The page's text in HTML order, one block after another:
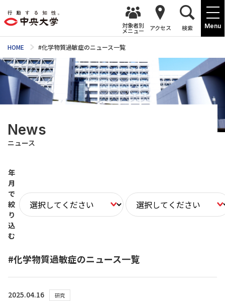
Menu
対象者別
メニュー アクセス 検索
HOME #化学物質過敏症のニュース一覧
News
ニュース
年
月
で
絞
り
込
む
#化学物質過敏症のニュース一覧
2025.04.16 研究